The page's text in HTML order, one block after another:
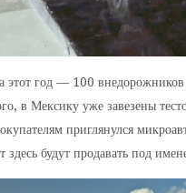
этот год — 100
в Мексику уже завезены
приглянулся
здесь будут продавать под